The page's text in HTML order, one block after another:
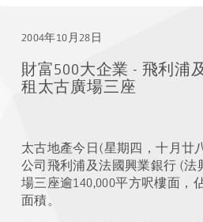
2004年10月28日
財富500大企業 - 飛利浦
租太古廣場三座
太古地產今日(星期四，十月廿
公司飛利浦及法國興業銀行 (
場三座逾140,000平方呎樓面，
面積。